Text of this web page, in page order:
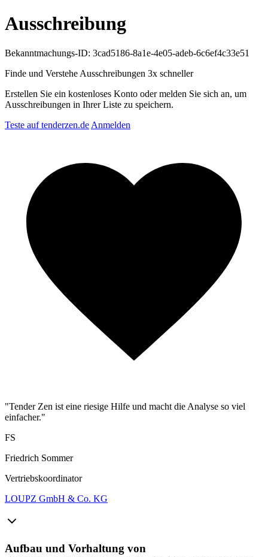
Ausschreibung
Bekanntmachungs-ID: 3cad5186-8a1e-4e05-adeb-6c6ef4c33e51
Finde und Verstehe Ausschreibungen 3x schneller
Erstellen Sie ein kostenloses Konto oder melden Sie sich an, um
Ausschreibungen in Ihrer Liste zu speichern.
Teste auf tenderzen.de Anmelden
"Tender Zen ist eine riesige Hilfe und macht die Analyse so viel
einfacher."
FS
Friedrich Sommer
Vertriebskoordinator
LOUPZ GmbH & Co. KG
Aufbau und Vorhaltung von